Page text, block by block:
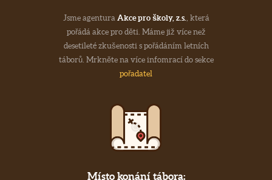
Jsme agentura Akce pro školy, z.s. , která
pořádá akce pro děti. Máme již více než
desetileté zkušenosti s pořádáním letních
táborů. Mrkněte na více infomrací do sekce
pořadatel
Místo konání tábora: